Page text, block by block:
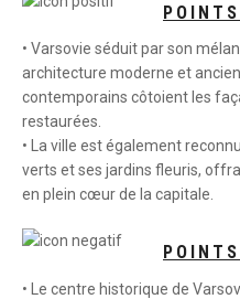
• Varsovie séduit par son
architecture moderne et
contemporains côtoient les
restaurées.
• La ville est également
verts et ses jardins fleuris,
en plein cœur de la capitale.
• Le centre historique de